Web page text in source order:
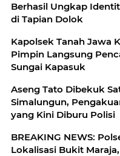
Berhasil Ungkap
di Tapian Dolok
Kapolsek Tanah Jawa
Pimpin Langsung
Sungai Kapasuk
Aseng Tato Dibekuk
Simalungun,
yang Kini Diburu Polisi
BREAKING NEWS:
Lokalisasi Bukit